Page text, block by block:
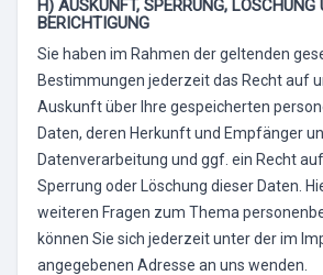
H) AUSKUNFT, SPERRUNG, LÖSCHUNG
BERICHTIGUNG
Sie haben im Rahmen der geltenden
Bestimmungen jederzeit das Recht auf
Auskunft über Ihre gespeicherten
Daten, deren Herkunft und Empfänger
Datenverarbeitung und ggf. ein Recht
Sperrung oder Löschung dieser Daten.
weiteren Fragen zum Thema
können Sie sich jederzeit unter der im
angegebenen Adresse an uns wenden.